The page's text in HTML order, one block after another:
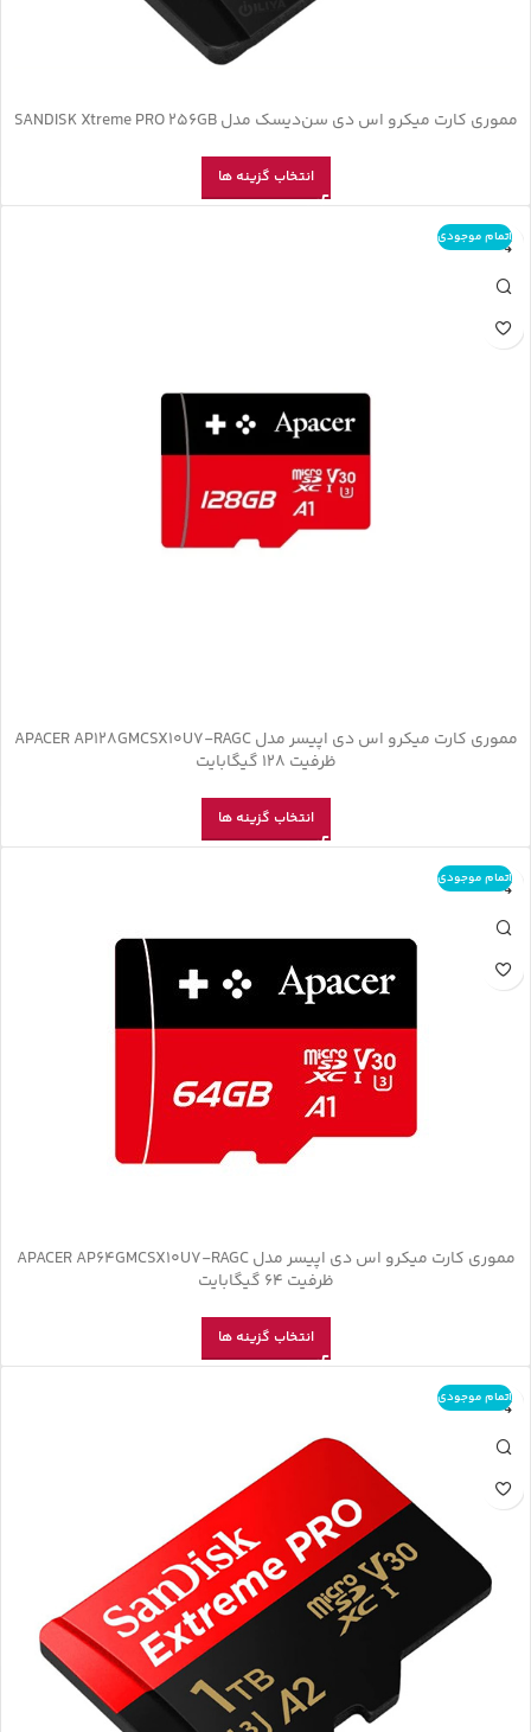
مموری کارت میکرو اس دی سن‌دیسک مدل SANDISK Xtreme PRO 256GB
انتخاب گزینه ها
اتمام موجودی
مموری کارت ميکرو اس دی اپیسر مدل APACER AP128GMCSX10U7-RAGC
ظرفیت 128 گیگابایت
انتخاب گزینه ها
اتمام موجودی
مموری کارت ميکرو اس دی اپیسر مدل APACER AP64GMCSX10U7-RAGC
ظرفیت 64 گیگابایت
انتخاب گزینه ها
اتمام موجودی